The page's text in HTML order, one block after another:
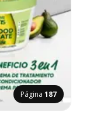
Página 187